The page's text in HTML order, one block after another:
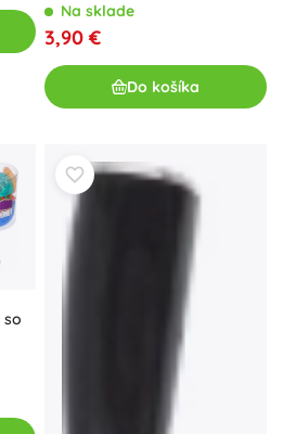
Na sklade
3,90 €
Do košíka
so